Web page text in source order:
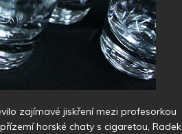
zajímavé jiskření mezi profesorkou
horské chaty s cigaretou, Radek